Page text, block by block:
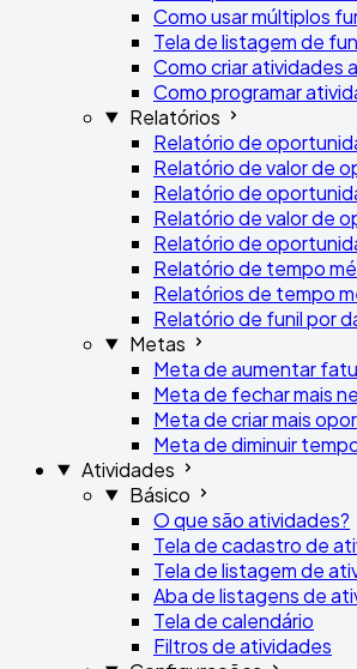
Como usar múltiplos
Tela de listagem de
Como criar atividades
Como programar
Relatórios
Relatório de
Relatório de valor de
Relatório de
Relatório de valor de
Relatório de
Relatório de tempo
Relatórios de tempo
Relatório de funil por
Metas
Meta de aumentar
Meta de fechar mais
Meta de criar mais
Meta de diminuir
Atividades
Básico
O que são atividades?
Tela de cadastro de
Tela de listagem de
Aba de listagens de
Tela de calendário
Filtros de atividades